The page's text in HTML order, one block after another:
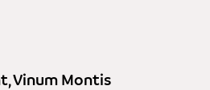
Vinum Montis